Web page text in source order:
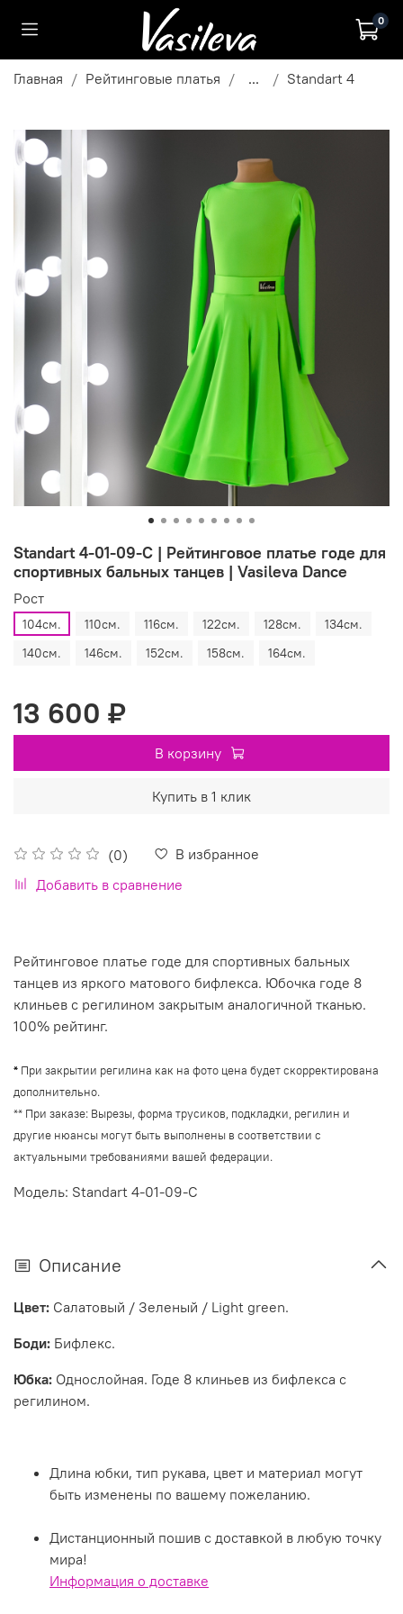
0
Главная Рейтинговые платья ... Standart 4
Standart 4-01-09-C | Рейтинговое платье годе для
спортивных бальных танцев | Vasileva Dance
(0)
В избранное
Добавить в сравнение
Рост
104см. 110см. 116см. 122см. 128см.
134см.
140см.
146см. 152см. 158см. 164см.
13 600 ₽
В корзину
Купить в 1 клик
Рейтинговое платье годе для спортивных бальных
танцев из яркого матового бифлекса. Юбочка годе 8
клиньев с регилином закрытым аналогичной тканью.
100% рейтинг.
* При закрытии регилина как на фото цена будет скорректирована
дополнительно.
** При заказе: Вырезы, форма трусиков, подкладки, регилин и
другие нюансы могут быть выполнены в соответствии с
актуальными требованиями вашей федерации.
Модель: Standart 4-01-09-C
Описание
Цвет: Салатовый / Зеленый / Light green.
Боди: Бифлекс.
Юбка: Однослойная. Годе 8 клиньев из бифлекса с
регилином.
Длина юбки, тип рукава, цвет и материал могут
быть изменены по вашему пожеланию.
Дистанционный пошив с доставкой в любую точку
мира!
Информация о доставке